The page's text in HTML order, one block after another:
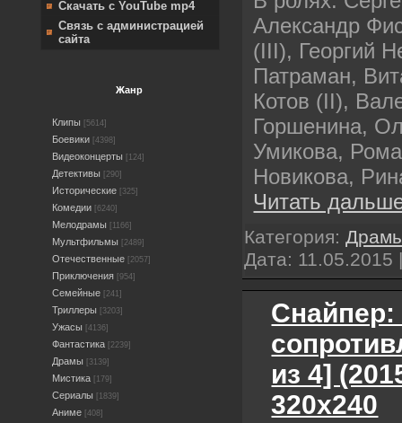
Скачать с YouTube mp4
Связь с администрацией
сайта
Жанр
Клипы [5614]
Боевики [4398]
Видеоконцерты [124]
Детективы [290]
Исторические [325]
Комедии [6240]
Мелодрамы [1166]
Мультфильмы [2489]
Отечественные [2057]
Приключения [954]
Семейные [241]
Триллеры [3203]
Ужасы [4136]
Фантастика [2239]
Драмы [3139]
Мистика [179]
Сериалы [1839]
Аниме [408]
Александр
(III), Георгий
Патраман,
Котов (II),
Горшенина,
Умикова,
Новикова,
Читать
Категория:
Дата: 11.05.2015
Снайпер:
из 4]
320х240